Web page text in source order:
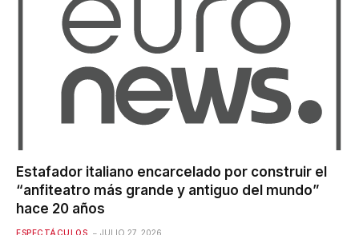
Estafador italiano encarcelado por construir el
“anfiteatro más grande y antiguo del mundo”
hace 20 años
ESPECTÁCULOS JULIO 27, 2026